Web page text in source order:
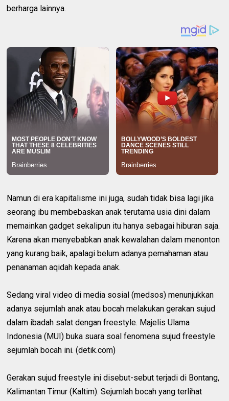
berharga lainnya.
Namun di era kapitalisme ini juga, sudah tidak bisa lagi jika
seorang ibu membebaskan anak terutama usia dini dalam
memainkan gadget sekalipun itu hanya sebagai hiburan saja.
Karena akan menyebabkan anak kewalahan dalam menonton
yang kurang baik, apalagi belum adanya pemahaman atau
penanaman aqidah kepada anak.
Sedang viral video di media sosial (medsos) menunjukkan
adanya sejumlah anak atau bocah melakukan gerakan sujud
dalam ibadah salat dengan freestyle. Majelis Ulama
Indonesia (MUI) buka suara soal fenomena sujud freestyle
sejumlah bocah ini. (detik.com)
Gerakan sujud freestyle ini disebut-sebut terjadi di Bontang,
Kalimantan Timur (Kaltim). Sejumlah bocah yang terlihat